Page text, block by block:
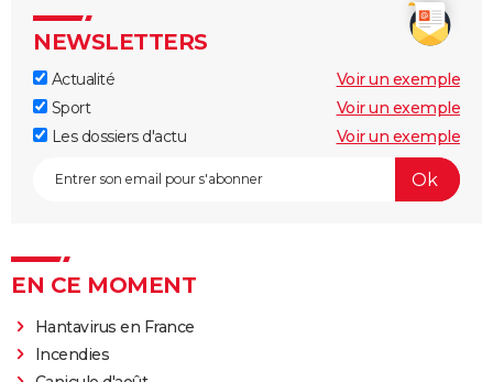
NEWSLETTERS
Actualité
Voir un exemple
Sport
Voir un exemple
Les dossiers d'actu
Voir un exemple
EN CE MOMENT
Hantavirus en France
Incendies